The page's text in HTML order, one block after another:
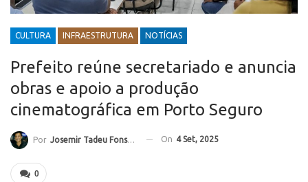
CULTURA INFRAESTRUTURA NOTÍCIAS
Prefeito reúne secretariado e anuncia
obras e apoio a produção
cinematográfica em Porto Seguro
Por Josemir Tadeu Fonseca On 4 Set, 2025
0